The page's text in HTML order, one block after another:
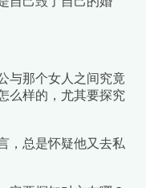
与那个女人之间究竟
么样的，尤其要探究
，总是怀疑他又去私